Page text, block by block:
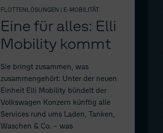
FLOTTENLÖSUNGEN | E-MOBILITÄT
Eine für alles: Elli
Mobility kommt
Sie bringt zusammen, was
zusammengehört: Unter der neuen
Einheit Elli Mobility bündelt der
Volkswagen Konzern künftig alle
Services rund ums Laden, Tanken,
Waschen & Co. – was